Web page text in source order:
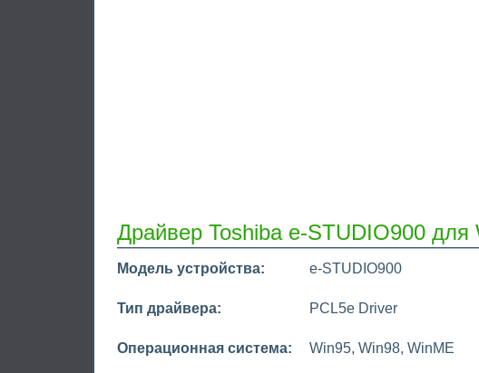
Драйвер Toshiba e-STUDIO900 для
Модель устройства: e-STUDIO900
Тип драйвера: PCL5e Driver
Операционная система: Win95, Win98, WinME